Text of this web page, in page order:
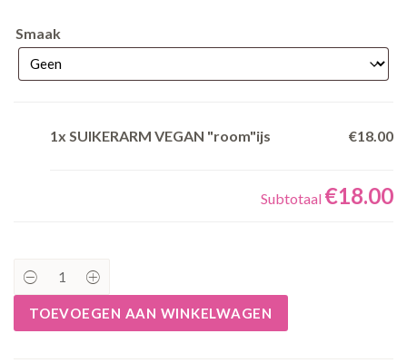
Smaak
1x SUIKERARM VEGAN "room"ijs €18.00
Subtotaal €18.00
SUIKERARM
VEGAN
"room"ijs
TOEVOEGEN AAN WINKELWAGEN